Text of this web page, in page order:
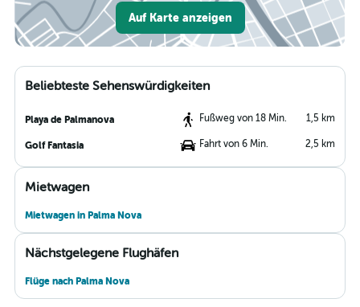
Auf Karte anzeigen
Beliebteste Sehenswürdigkeiten
Playa de Palmanova Fußweg von 18 Min. 1,5 km
Golf Fantasia Fahrt von 6 Min. 2,5 km
Mietwagen
Mietwagen in Palma Nova
Nächstgelegene Flughäfen
Flüge nach Palma Nova